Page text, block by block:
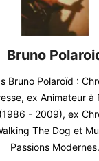
Bruno
Bruno Polaroïd :
ex Animateur à
- 2009), ex
The Dog et
Passions Modernes.